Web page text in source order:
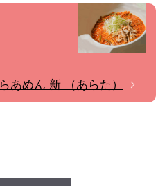
らあめん 新 （あらた）